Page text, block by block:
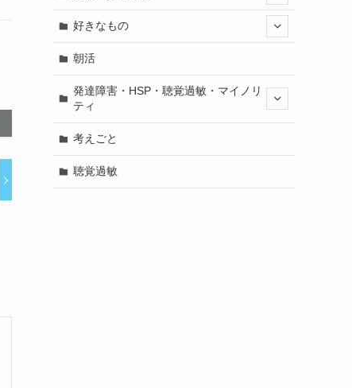
好きなもの
朝活
発達障害・HSP・聴覚過敏・マイノリ
ティ
考えごと
聴覚過敏